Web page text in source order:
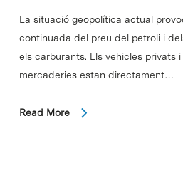
La situació geopolítica actual
continuada del preu del petroli i
els carburants. Els vehicles privats
mercaderies estan directament…
Read More